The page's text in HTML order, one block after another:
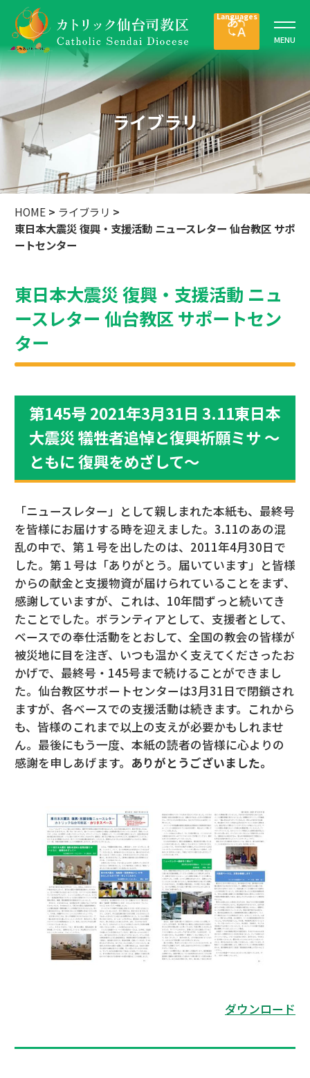
ライブラリ
HOME > ライブラリ >
東日本大震災 復興・支援活動 ニュースレター 仙台教区 サポ
ートセンター
東日本大震災 復興・支援活動 ニュ
ースレター 仙台教区 サポートセン
ター
第145号 2021年3月31日 3.11東日本
大震災 犠牲者追悼と復興祈願ミサ ～
ともに 復興をめざして～
「ニュースレター」として親しまれた本紙も、最終号
を皆様にお届けする時を迎えました。3.11のあの混
乱の中で、第１号を出したのは、2011年4月30日で
した。第１号は「ありがとう。届いています」と皆様
からの献金と支援物資が届けられていることをまず、
感謝していますが、これは、10年間ずっと続いてき
たことでした。ボランティアとして、支援者として、
ベースでの奉仕活動をとおして、全国の教会の皆様が
被災地に目を注ぎ、いつも温かく支えてくださったお
かげで、最終号・145号まで続けることができまし
た。仙台教区サポートセンターは3月31日で閉鎖され
ますが、各ベースでの支援活動は続きます。これから
も、皆様のこれまで以上の支えが必要かもしれませ
ん。最後にもう一度、本紙の読者の皆様に心よりの
感謝を申しあげます。 ありがとうございました。
ダウンロード